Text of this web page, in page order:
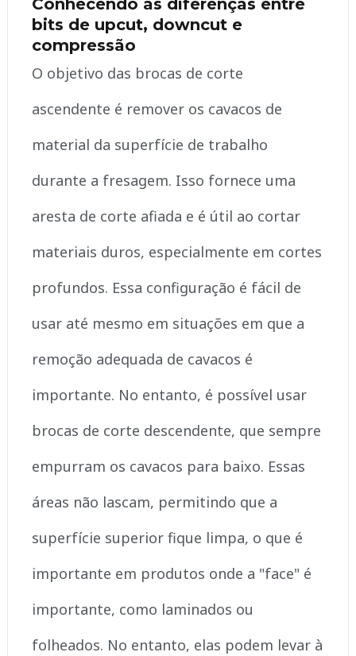
Conhecendo as diferenças entre
bits de upcut, downcut e
compressão
O objetivo das brocas de corte
ascendente é remover os cavacos de
material da superfície de trabalho
durante a fresagem. Isso fornece uma
aresta de corte afiada e é útil ao cortar
materiais duros, especialmente em cortes
profundos. Essa configuração é fácil de
usar até mesmo em situações em que a
remoção adequada de cavacos é
importante. No entanto, é possível usar
brocas de corte descendente, que sempre
empurram os cavacos para baixo. Essas
áreas não lascam, permitindo que a
superfície superior fique limpa, o que é
importante em produtos onde a "face" é
importante, como laminados ou
folheados. No entanto, elas podem levar à